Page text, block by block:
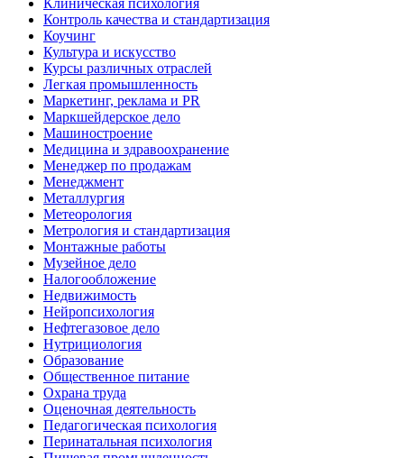
Клиническая психология
Контроль качества и стандартизация
Коучинг
Культура и искусство
Курсы различных отраслей
Легкая промышленность
Маркетинг, реклама и PR
Маркшейдерское дело
Машиностроение
Медицина и здравоохранение
Менеджер по продажам
Менеджмент
Металлургия
Метеорология
Метрология и стандартизация
Монтажные работы
Музейное дело
Налогообложение
Недвижимость
Нейропсихология
Нефтегазовое дело
Нутрициология
Образование
Общественное питание
Охрана труда
Оценочная деятельность
Педагогическая психология
Перинатальная психология